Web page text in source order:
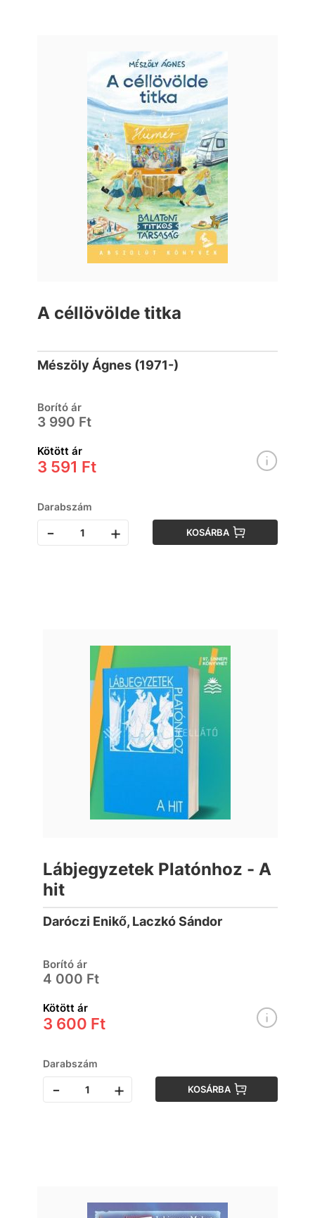
A céllövölde titka
Mészöly Ágnes (1971-)
Borító ár
3 990 Ft
Kötött ár
3 591 Ft
Darabszám
- + KOSÁRBA
Lábjegyzetek Platónhoz - A
hit
Daróczi Enikő, Laczkó Sándor
Borító ár
4 000 Ft
Kötött ár
3 600 Ft
Darabszám
- + KOSÁRBA